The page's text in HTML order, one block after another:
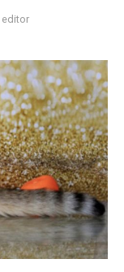
editor